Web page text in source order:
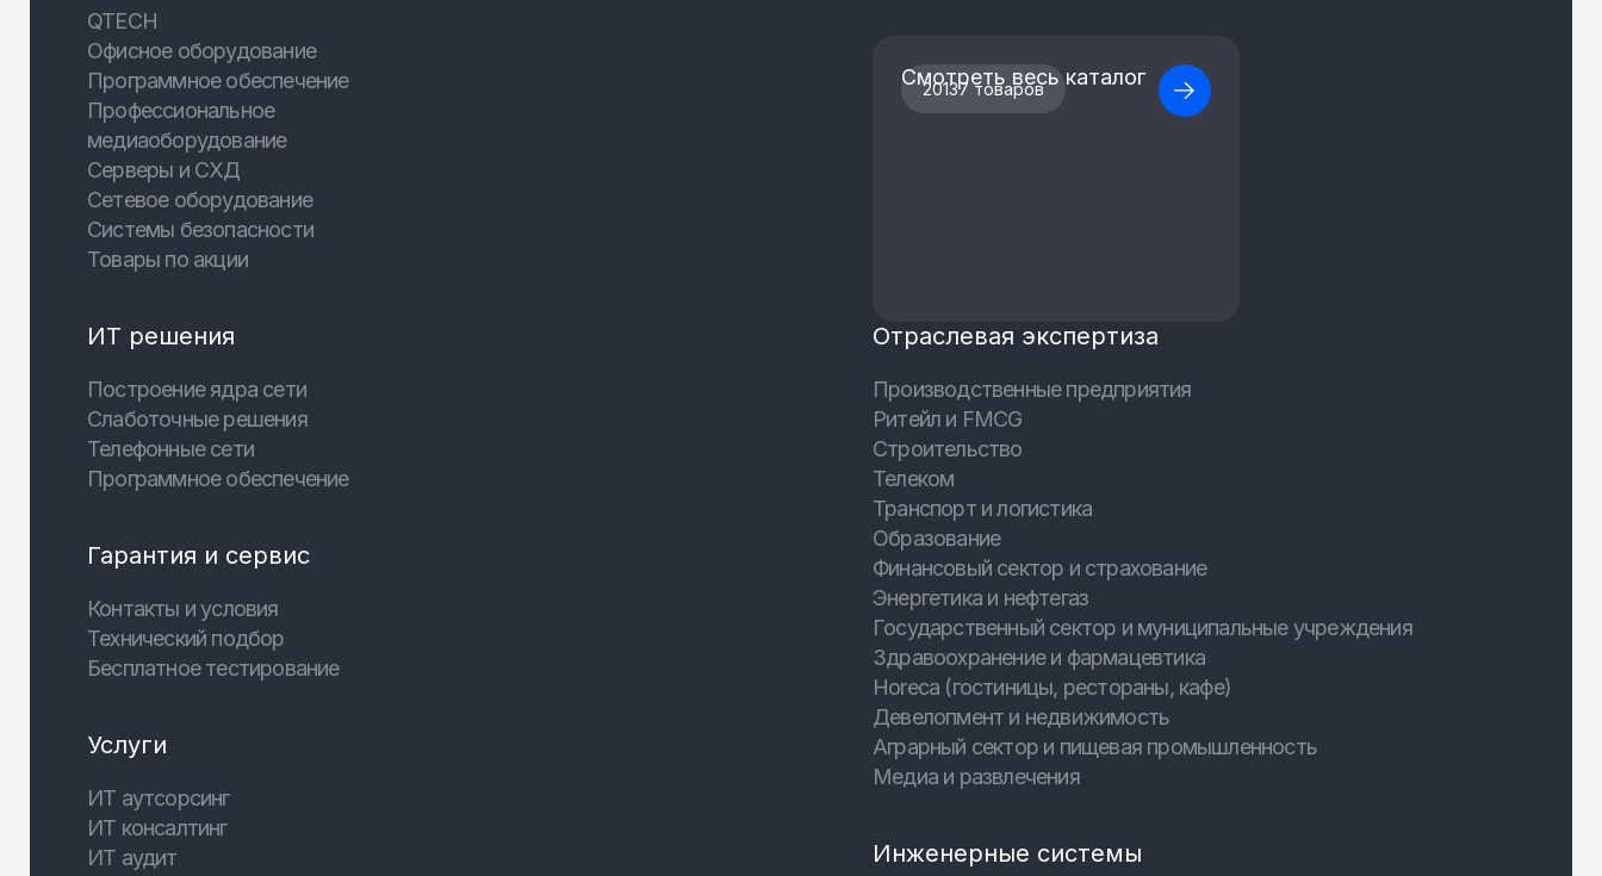
QTECH
Офисное оборудование
Программное обеспечение
Профессиональное
медиаоборудование
Серверы и СХД
Сетевое оборудование
Системы безопасности
Товары по акции
20137 товаров
Смотреть весь каталог
ИТ решения
Построение ядра сети
Слаботочные решения
Телефонные сети
Программное обеспечение
Гарантия и сервис
Контакты и условия
Технический подбор
Бесплатное тестирование
Услуги
ИТ аутсорсинг
ИТ консалтинг
ИТ аудит
Отраслевая экспертиза
Производственные предприятия
Ритейл и FMCG
Строительство
Телеком
Транспорт и логистика
Образование
Финансовый сектор и страхование
Энергетика и нефтегаз
Государственный сектор и муниципальные учреждения
Здравоохранение и фармацевтика
Horeca (гостиницы, рестораны, кафе)
Девелопмент и недвижимость
Аграрный сектор и пищевая промышленность
Медиа и развлечения
Инженерные системы